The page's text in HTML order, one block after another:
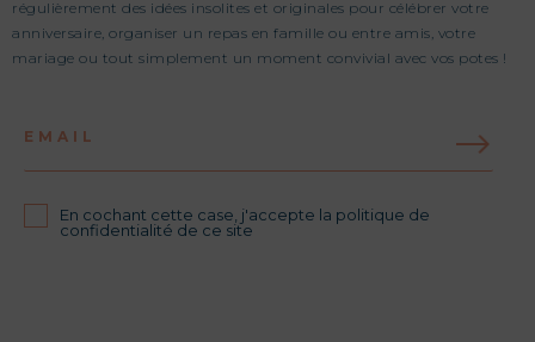
régulièrement des idées insolites et originales pour célébrer votre
anniversaire, organiser un repas en famille ou entre amis, votre
mariage ou tout simplement un moment convivial avec vos potes !
EMAIL
En cochant cette case, j'accepte la politique de
confidentialité de ce site